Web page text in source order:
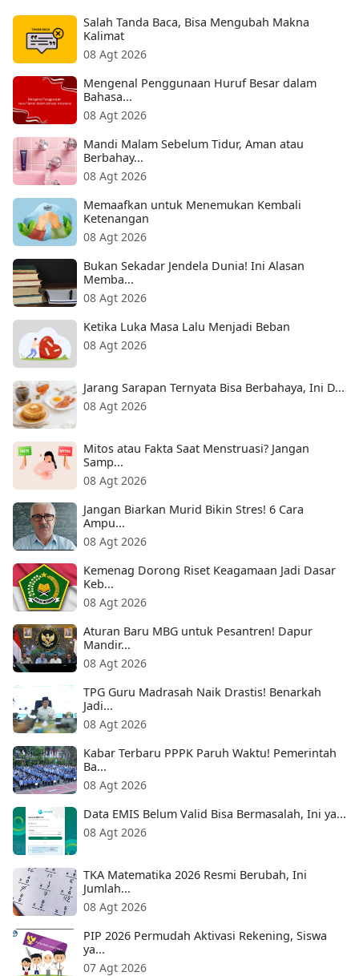
Salah Tanda Baca, Bisa Mengubah Makna
Kalimat
08 Agt 2026
Mengenal Penggunaan Huruf Besar dalam
Bahasa...
08 Agt 2026
Mandi Malam Sebelum Tidur, Aman atau
Berbahay...
08 Agt 2026
Memaafkan untuk Menemukan Kembali
Ketenangan
08 Agt 2026
Bukan Sekadar Jendela Dunia! Ini Alasan
Memba...
08 Agt 2026
Ketika Luka Masa Lalu Menjadi Beban
08 Agt 2026
Jarang Sarapan Ternyata Bisa Berbahaya, Ini D...
08 Agt 2026
Mitos atau Fakta Saat Menstruasi? Jangan
Samp...
08 Agt 2026
Jangan Biarkan Murid Bikin Stres! 6 Cara
Ampu...
08 Agt 2026
Kemenag Dorong Riset Keagamaan Jadi Dasar
Keb...
08 Agt 2026
Aturan Baru MBG untuk Pesantren! Dapur
Mandir...
08 Agt 2026
TPG Guru Madrasah Naik Drastis! Benarkah
Jadi...
08 Agt 2026
Kabar Terbaru PPPK Paruh Waktu! Pemerintah
Ba...
08 Agt 2026
Data EMIS Belum Valid Bisa Bermasalah, Ini ya...
08 Agt 2026
TKA Matematika 2026 Resmi Berubah, Ini
Jumlah...
08 Agt 2026
PIP 2026 Permudah Aktivasi Rekening, Siswa
ya...
07 Agt 2026